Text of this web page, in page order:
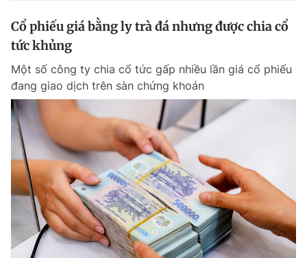
Cổ phiếu giá bằng ly trà đá nhưng được chia cổ
tức khủng
Một số công ty chia cổ tức gấp nhiều lần giá cổ phiếu
đang giao dịch trên sàn chứng khoán